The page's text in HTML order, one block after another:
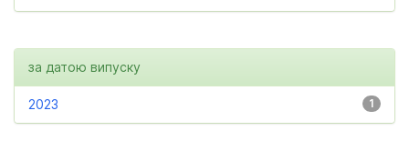
за датою випуску
1
2023